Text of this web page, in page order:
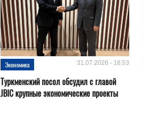
Экономика 31.07.2026 - 16:53
Туркменский посол обсудил с главой
JBIC крупные экономические проекты